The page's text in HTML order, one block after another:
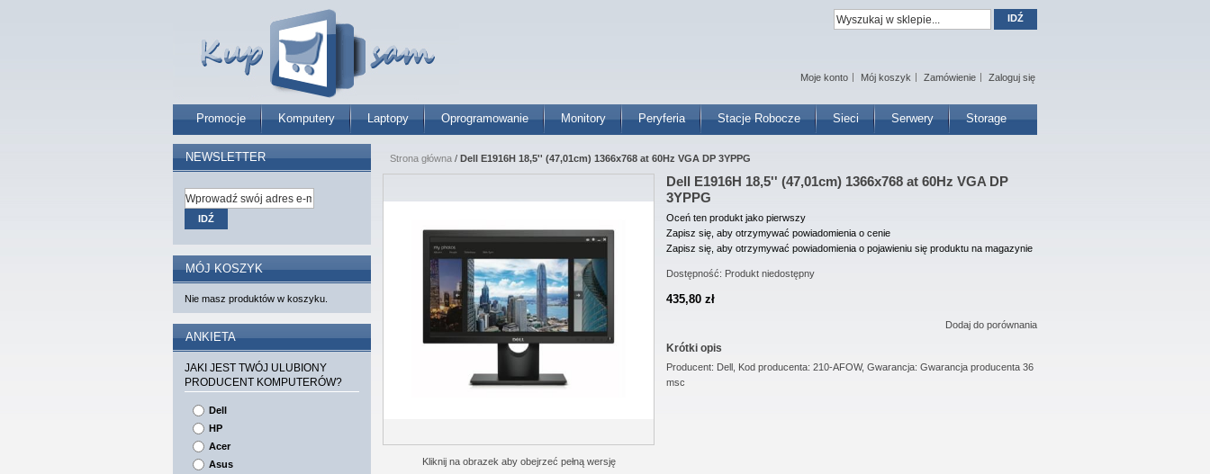
Promocje Komputery Laptopy Oprogramowanie Monitory Peryferia Stacje Robocze Sieci Serwery Storage
Moje konto Mój koszyk Zamówienie Zaloguj się
IDŹ
Strona główna / Dell E1916H 18,5'' (47,01cm) 1366x768 at 60Hz VGA DP 3YPPG
Dell E1916H 18,5'' (47,01cm) 1366x768 at 60Hz VGA DP
3YPPG
Oceń ten produkt jako pierwszy
Zapisz się, aby otrzymywać powiadomienia o cenie
Zapisz się, aby otrzymywać powiadomienia o pojawieniu się produktu na magazynie
Dostępność: Produkt niedostępny
435,80 zł
Dodaj do porównania
Krótki opis
Producent: Dell, Kod producenta: 210-AFOW, Gwarancja: Gwarancja producenta 36
msc
Kliknij na obrazek aby obejrzeć pełną wersję
NEWSLETTER
IDŹ
MÓJ KOSZYK
Nie masz produktów w koszyku.
ANKIETA
JAKI JEST TWÓJ ULUBIONY
PRODUCENT KOMPUTERÓW?
Dell
HP
Acer
Asus